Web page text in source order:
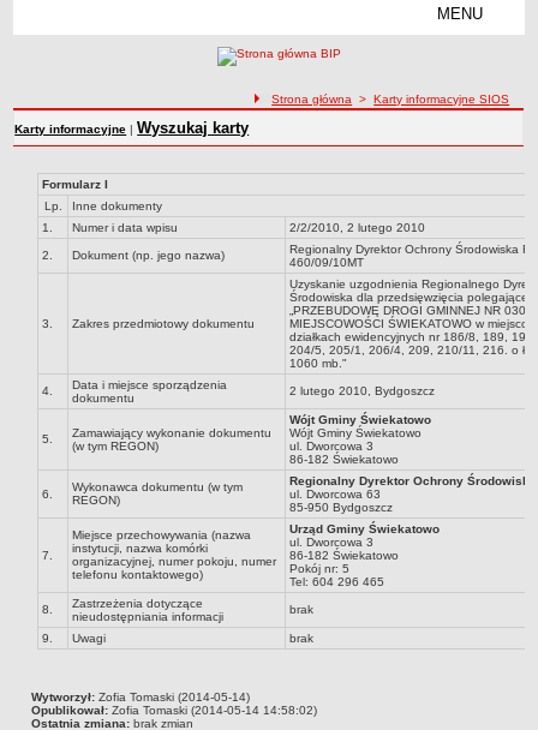
MENU
RODO – KLAUZULE INFORMACYJNE
Aktualności
Dane statystyczne
Zadania publiczne
Strategia rozwoju Gminy
Raport o stanie gminy
Struktura organizacyjna
Wójt
Urząd gminy
Jednostki organizacyjne
Jednostki pomocnicze - sołectwa
REJESTR INSTYTUCJI KULTURY
ORGANIZACJE POZARZĄDOWE NA TERENIE GMINY ŚWIEKATOWO
PRAWO LOKALNE
Statut
Protokoły
ścieżka nawigacji
Strona główna >Karty informacyjne SIOS
Karty informacyjne |Wyszukaj karty
Formularz I
Lp.
Inne dokumenty
1.
Numer i data wpisu 2/2/2010, 2 lutego 2010
2. Dokument (np. jego nazwa)
Regionalny Dyrektor Ochrony Środowiska
460/09/10MT
3. Zakres przedmiotowy dokumentu
Uzyskanie uzgodnienia Regionalnego
Środowiska dla przedsięwzięcia
„PRZEBUDOWĘ DROGI GMINNEJ NR
MIEJSCOWOŚCI ŚWIEKATOWO w
działkach ewidencyjnych nr 186/8, 189,
204/5, 205/1, 206/4, 209, 210/11, 216. o
1060 mb."
4.
Data i miejsce sporządzenia
dokumentu
2 lutego 2010, Bydgoszcz
5.
Zamawiający wykonanie dokumentu
(w tym REGON)
Wójt Gminy Świekatowo
Wójt Gminy Świekatowo
ul. Dworcowa 3
86-182 Świekatowo
6.
Wykonawca dokumentu (w tym
REGON)
Regionalny Dyrektor Ochrony
ul. Dworcowa 63
85-950 Bydgoszcz
7.
Miejsce przechowywania (nazwa
instytucji, nazwa komórki
organizacyjnej, numer pokoju, numer
telefonu kontaktowego)
Urząd Gminy Świekatowo
ul. Dworcowa 3
86-182 Świekatowo
Pokój nr: 5
Tel: 604 296 465
8.
Zastrzeżenia dotyczące
nieudostępniania informacji
brak
9. Uwagi brak
Wytworzył:Zofia Tomaski (2014-05-14)
Opublikował:Zofia Tomaski (2014-05-14 14:58:02)
Ostatnia zmiana:brak zmian